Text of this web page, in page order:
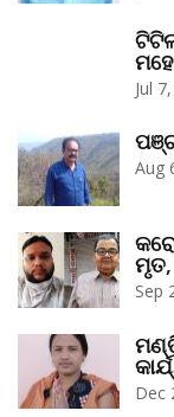
Jul
Aug
ମୃତ,
Sep
Dec